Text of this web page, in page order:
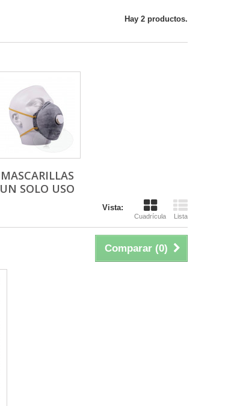
Hay 2 productos.
MASCARILLAS
UN SOLO USO
Vista:
Cuadrícula Lista
Comparar (0)